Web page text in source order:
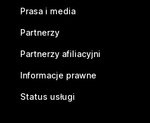
Prasa i media
Partnerzy
Partnerzy afiliacyjni
Informacje prawne
Status usługi